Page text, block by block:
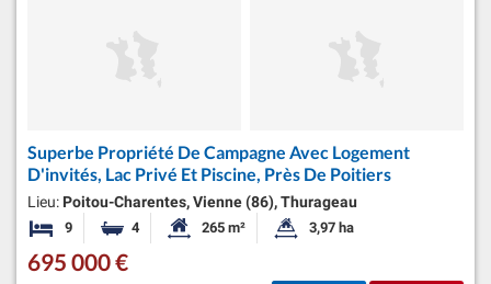
Superbe Propriété De Campagne Avec Logement
D'invités, Lac Privé Et Piscine, Près De Poitiers
Lieu: Poitou-Charentes, Vienne (86), Thurageau
9 Chambres
4 Salles de bainsSurface habitable:
265 m² Superficie du terrain:
3,97 ha
695 000 €